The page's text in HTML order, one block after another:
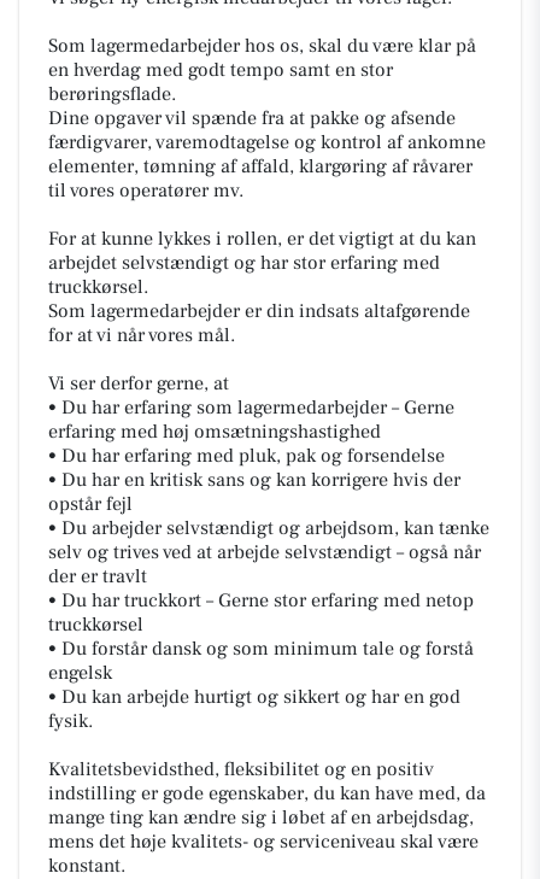
Som lagermedarbejder hos os, skal du være klar på
en hverdag med godt tempo samt en stor
berøringsflade.
Dine opgaver vil spænde fra at pakke og afsende
færdigvarer, varemodtagelse og kontrol af ankomne
elementer, tømning af affald, klargøring af råvarer
til vores operatører mv.
For at kunne lykkes i rollen, er det vigtigt at du kan
arbejdet selvstændigt og har stor erfaring med
truckkørsel.
Som lagermedarbejder er din indsats altafgørende
for at vi når vores mål.
Vi ser derfor gerne, at
• Du har erfaring som lagermedarbejder – Gerne
erfaring med høj omsætningshastighed
• Du har erfaring med pluk, pak og forsendelse
• Du har en kritisk sans og kan korrigere hvis der
opstår fejl
• Du arbejder selvstændigt og arbejdsom, kan tænke
selv og trives ved at arbejde selvstændigt – også når
der er travlt
• Du har truckkort – Gerne stor erfaring med netop
truckkørsel
• Du forstår dansk og som minimum tale og forstå
engelsk
• Du kan arbejde hurtigt og sikkert og har en god
fysik.
Kvalitetsbevidsthed, fleksibilitet og en positiv
indstilling er gode egenskaber, du kan have med, da
mange ting kan ændre sig i løbet af en arbejdsdag,
mens det høje kvalitets- og serviceniveau skal være
konstant.